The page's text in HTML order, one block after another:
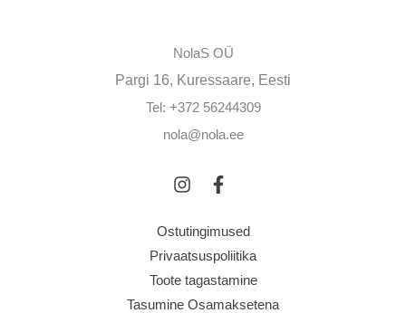
NolaS OÜ
Pargi 16, Kuressaare, Eesti
Tel: +372 56244309
nola@nola.ee
Ostutingimused
Privaatsuspoliitika
Toote tagastamine
Tasumine Osamaksetena